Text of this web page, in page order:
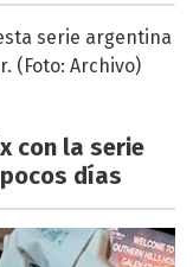
con la serie
días